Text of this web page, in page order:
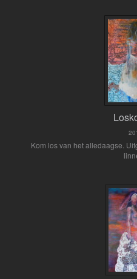
Kom los van het alledaagse.